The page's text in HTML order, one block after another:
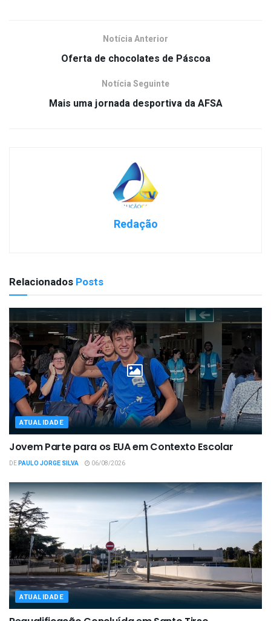
Notícia Anterior
Oferta de chocolates de Páscoa
Notícia Seguinte
Mais uma jornada desportiva da AFSA
Redação
Relacionados Posts
ATUALIDADE
Jovem Parte para os EUA em Contexto Escolar
DEPAULO JORGE SILVA 06/08/2026
ATUALIDADE